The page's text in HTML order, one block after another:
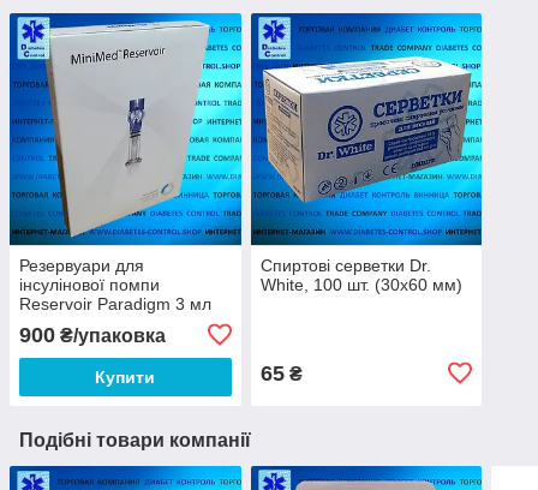
Резервуари для
інсулінової помпи
Reservoir Paradigm 3 мл
900 ₴/упаковка
Купити
Спиртові серветки Dr.
White, 100 шт. (30х60 мм)
65₴
Подібні товари компанії